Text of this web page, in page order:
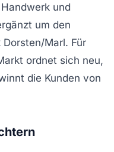
und
um den
Marl. Für
ordnet sich neu,
die Kunden von